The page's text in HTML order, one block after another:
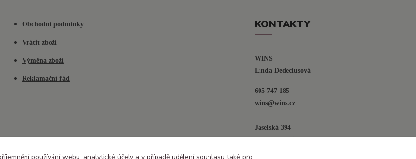
Obchodní podmínky
Vrátit zboží
Výměna zboží
Reklamační řád
KONTAKTY
WINS
Linda Dedeciusová
605 747 185
wins@wins.cz
Jaselská 394
Šenov u N. Jičína
používání webu, analytické účely a v případě udělení souhlasu také pro